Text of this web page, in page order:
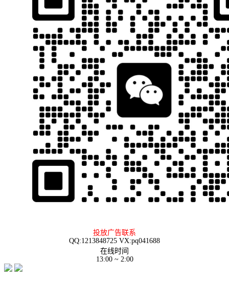
投放广告联系
QQ:1213848725 VX:pq041688
在线时间
13:00 ~ 2:00